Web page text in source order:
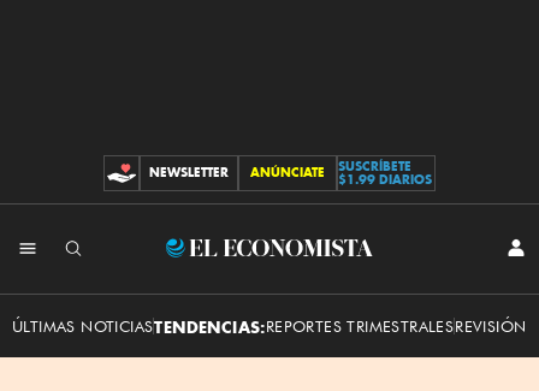
CONTRIBUCIONES
NEWSLETTER ANÚNCIATE
SUSCRÍBETE
$1.99 DIARIOS
El
ÚLTIMAS NOTICIASTENDENCIAS:REPORTES TRIMESTRALESREVISIÓN